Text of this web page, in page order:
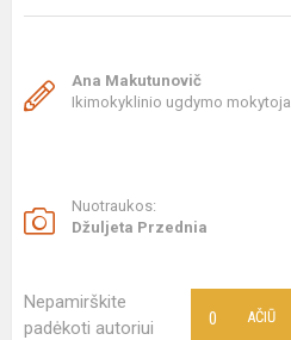
Ana Makutunovič
Ikimokyklinio ugdymo mokytoja
Nuotraukos:
Džuljeta Przednia
Nepamirškite
padėkoti autoriui
AČIŪ
0